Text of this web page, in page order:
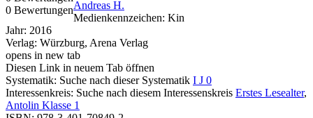
0 BewertungenAndreas H.
Medienkennzeichen: Kin
Jahr: 2016
Verlag: Würzburg, Arena Verlag
opens in new tab
Diesen Link in neuem Tab öffnen
Systematik: Suche nach dieser Systematik I J 0
Interessenkreis: Suche nach diesem Interessenskreis Erstes Lesealter,
Antolin Klasse 1